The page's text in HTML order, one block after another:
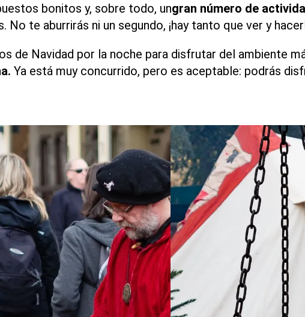
bonitos y, sobre todo, ungran número de
te aburrirás ni un segundo, ¡hay tanto que ver y
de Navidad por la noche para disfrutar del ambiente
Ya está muy concurrido, pero es aceptable: podrás